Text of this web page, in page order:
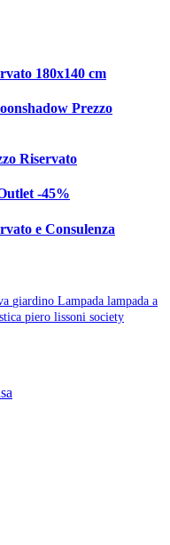
180x140 cm
Prezzo
Riservato
-45%
e Consulenza
giardino Lampada lampada a
piero lissoni society